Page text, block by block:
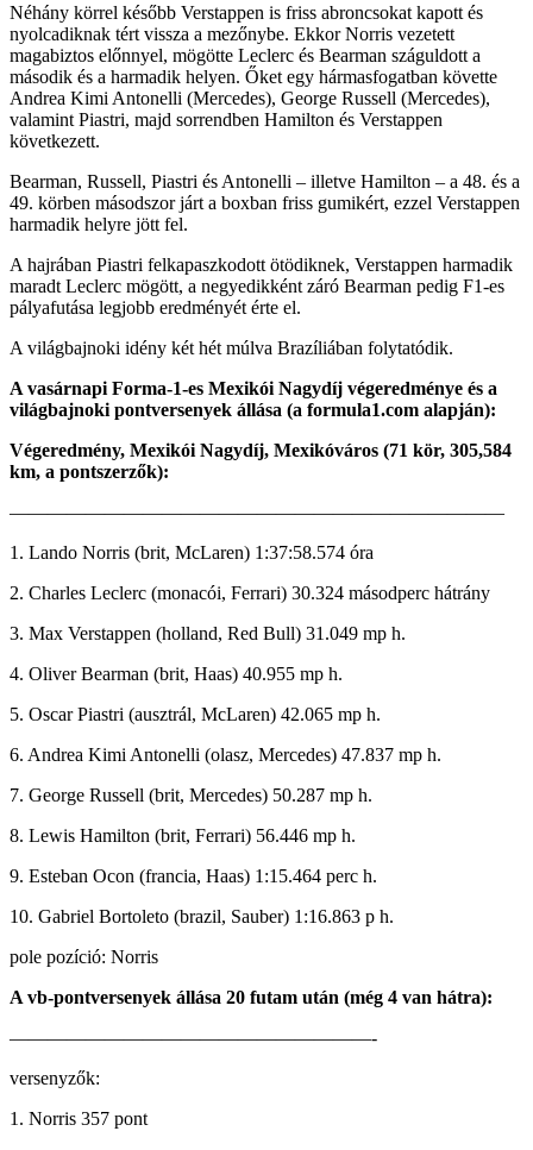
Néhány körrel később Verstappen is friss abroncsokat kapott és
nyolcadiknak tért vissza a mezőnybe. Ekkor Norris vezetett
magabiztos előnnyel, mögötte Leclerc és Bearman száguldott a
második és a harmadik helyen. Őket egy hármasfogatban követte
Andrea Kimi Antonelli (Mercedes), George Russell (Mercedes),
valamint Piastri, majd sorrendben Hamilton és Verstappen
következett.
Bearman, Russell, Piastri és Antonelli – illetve Hamilton – a 48. és a
49. körben másodszor járt a boxban friss gumikért, ezzel Verstappen
harmadik helyre jött fel.
A hajrában Piastri felkapaszkodott ötödiknek, Verstappen harmadik
maradt Leclerc mögött, a negyedikként záró Bearman pedig F1-es
pályafutása legjobb eredményét érte el.
A világbajnoki idény két hét múlva Brazíliában folytatódik.
A vasárnapi Forma-1-es Mexikói Nagydíj végeredménye és a
világbajnoki pontversenyek állása (a formula1.com alapján):
Végeredmény, Mexikói Nagydíj, Mexikóváros (71 kör, 305,584
km, a pontszerzők):
——————————————————————————
1. Lando Norris (brit, McLaren) 1:37:58.574 óra
2. Charles Leclerc (monacói, Ferrari) 30.324 másodperc hátrány
3. Max Verstappen (holland, Red Bull) 31.049 mp h.
4. Oliver Bearman (brit, Haas) 40.955 mp h.
5. Oscar Piastri (ausztrál, McLaren) 42.065 mp h.
6. Andrea Kimi Antonelli (olasz, Mercedes) 47.837 mp h.
7. George Russell (brit, Mercedes) 50.287 mp h.
8. Lewis Hamilton (brit, Ferrari) 56.446 mp h.
9. Esteban Ocon (francia, Haas) 1:15.464 perc h.
10. Gabriel Bortoleto (brazil, Sauber) 1:16.863 p h.
pole pozíció: Norris
A vb-pontversenyek állása 20 futam után (még 4 van hátra):
———————————————————-
versenyzők:
1. Norris 357 pont